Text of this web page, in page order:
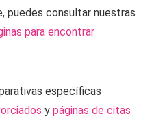
puedes consultar nuestras
para encontrar
específicas
y páginas de citas